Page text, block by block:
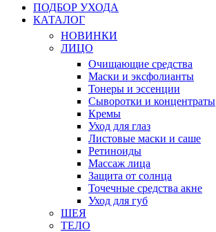
ПОДБОР УХОДА
КАТАЛОГ
НОВИНКИ
ЛИЦО
Очищающие средства
Маски и эксфолианты
Тонеры и эссенции
Сыворотки и концентраты
Кремы
Уход для глаз
Листовые маски и саше
Ретиноиды
Массаж лица
Защита от солнца
Точечные средства акне
Уход для губ
ШЕЯ
ТЕЛО